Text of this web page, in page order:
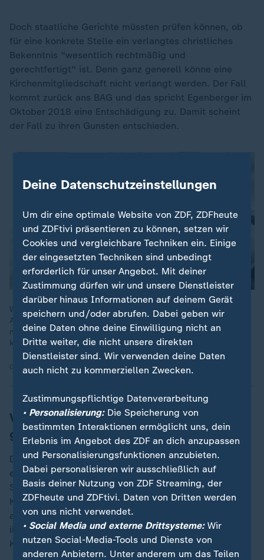
Doch staatliche Gerichte müssten prüfen können, ob
für eine konkrete Stelle ein verlangtes christliches
Bekenntnis "wesentlich rechtmäßig und
gerechtfertigt" ist. Denn ganz generell könne eine
Kirchenmitgliedschaft nicht verlangt werden. Der Fall
kommt zurück ans BAG und das spricht Egenberger im
Oktober 2018 eine Entschädigung zu. Damit scheint
der Fall zu ihren Gunsten entschieden.
Wie weit geht das Recht der Kirchen auf Autonomie? Das
Arbeitsgericht Hamm klärt, ob die Kirche einem Gynäkologen
medizinisch induzierte Schwangerschaftsabbrüche verbieten
kann.
08.08.2025 | 2:48 min
Verfassungsbeschwerde der Diakonie
gegen Entschädigung
Doch die Diakonie sieht in der Entscheidung des BAG
eine Verletzung des grundgesetzlich geschützten
Selbstbestimmungsrechts der Kirchen. Danach dürfen
Kirchen ihre Angelegenheiten selbst regeln, zu denen
auch gehöre, Mitarbeitende einzustellen, die durch
ihre Kirchenmitgliedschaft zeigten, dass sie sich zur
Kirche bekennen.
Deine Datenschutzeinstellungen
Um dir eine optimale Website von ZDF, ZDFheute
und ZDFtivi präsentieren zu können, setzen wir
Cookies und vergleichbare Techniken ein. Einige
der eingesetzten Techniken sind unbedingt
erforderlich für unser Angebot. Mit deiner
Zustimmung dürfen wir und unsere Dienstleister
darüber hinaus Informationen auf deinem Gerät
speichern und/oder abrufen. Dabei geben wir
deine Daten ohne deine Einwilligung nicht an
Dritte weiter, die nicht unsere direkten
Dienstleister sind. Wir verwenden deine Daten
auch nicht zu kommerziellen Zwecken.
Zustimmungspflichtige Datenverarbeitung
• Personalisierung:Die Speicherung von
bestimmten Interaktionen ermöglicht uns, dein
Erlebnis im Angebot des ZDF an dich anzupassen
und Personalisierungsfunktionen anzubieten.
Dabei personalisieren wir ausschließlich auf
Basis deiner Nutzung von ZDF Streaming, der
ZDFheute und ZDFtivi. Daten von Dritten werden
von uns nicht verwendet.
• Social Media und externe Drittsysteme:Wir
nutzen Social-Media-Tools und Dienste von
anderen Anbietern. Unter anderem um das Teilen